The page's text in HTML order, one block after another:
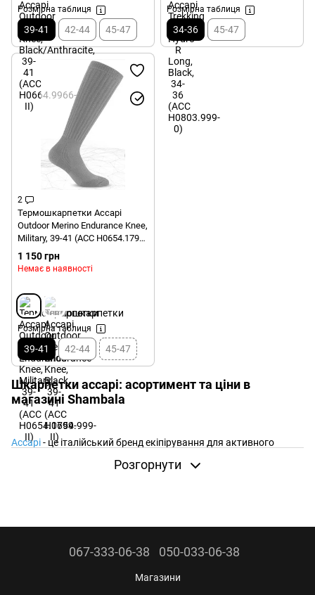
Розмірна таблиця
39-41 42-44 45-47
Розмірна таблиця
34-36 45-47
2
Термошкарпетки Accapi
Outdoor Merino Endurance Knee,
Military, 39-41 (ACC H0654.1799-
II)
1 150 грн
Немає в наявності
Розмірна таблиця
39-41 42-44 45-47
Шкарпетки accapi: асортимент та ціни в
магазині Shambala
Accapi- це італійський бренд екіпірування для активного
. Шкарпетки Accapi представлені в широкому
Шкарпетки Accapi виробляються та проєктуються в Італії
При виробництів шкарпеток використовується фірмовий
Розгорнути
067-333-06-38 050-033-06-38
Магазини